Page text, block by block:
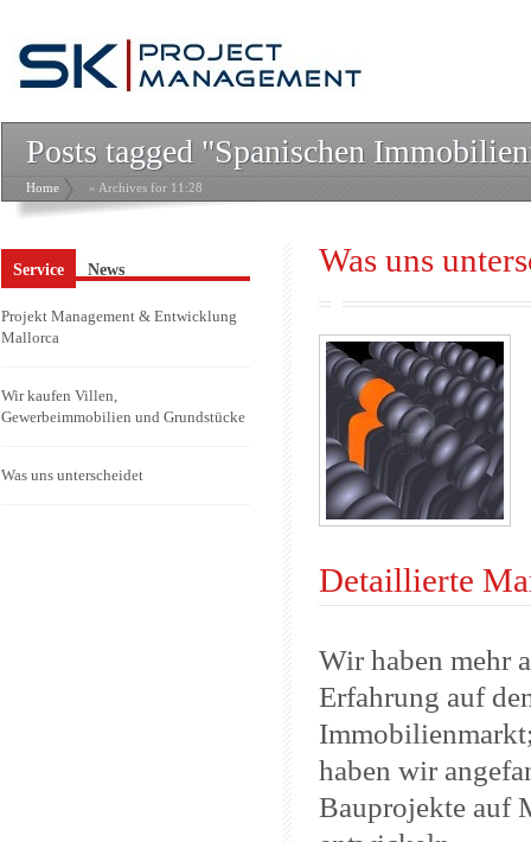
Posts tagged "Spanischen
Home » Archives for 11:28
Was uns
Detaillierte
Wir haben mehr
Erfahrung auf
haben wir
Bauprojekte auf
Service News
Projekt Management & Entwicklung
Mallorca
Wir kaufen Villen,
Gewerbeimmobilien und Grundstücke
Was uns unterscheidet